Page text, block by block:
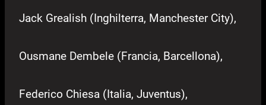
Jack Grealish (Inghilterra, Manchester City),
Ousmane Dembele (Francia, Barcellona),
Federico Chiesa (Italia, Juventus),